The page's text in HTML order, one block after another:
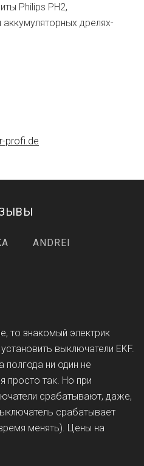
Philips PH2,
дрелях-
profi.de
ANDREI
то знакомый электрик
выключатели EKF.
полгода ни один не
просто так. Но при
срабатывают, даже,
срабатывает
менять). Цены на